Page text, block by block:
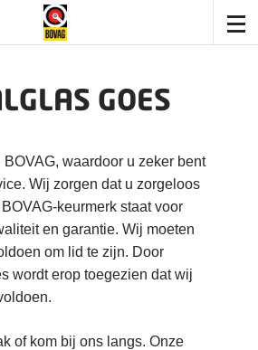
GOES
waardoor u zeker bent
Wij zorgen dat u zorgeloos
keurmerk staat voor
en garantie. Wij moeten
om lid te zijn. Door
wordt erop toegezien dat wij
of kom bij ons langs. Onze